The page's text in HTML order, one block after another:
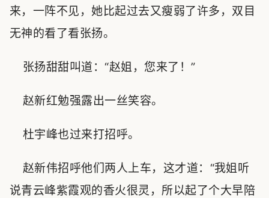
来，一阵不见，她比起过去又瘦弱了许多，双目
无神的看了看张扬。
张扬甜甜叫道：“赵姐，您来了！”
赵新红勉强露出一丝笑容。
杜宇峰也过来打招呼。
赵新伟招呼他们两人上车，这才道：“我姐听
说青云峰紫霞观的香火很灵，所以起了个大早陪